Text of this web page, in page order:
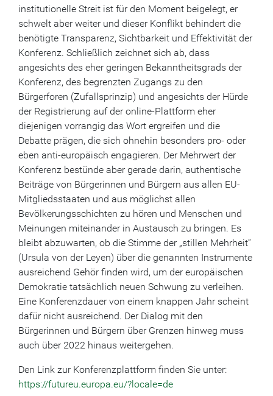
institutionelle Streit ist für den Moment beigelegt, er
schwelt aber weiter und dieser Konflikt behindert die
benötigte Transparenz, Sichtbarkeit und Effektivität der
Konferenz. Schließlich zeichnet sich ab, dass
angesichts des eher geringen Bekanntheitsgrads der
Konferenz, des begrenzten Zugangs zu den
Bürgerforen (Zufallsprinzip) und angesichts der Hürde
der Registrierung auf der online-Plattform eher
diejenigen vorrangig das Wort ergreifen und die
Debatte prägen, die sich ohnehin besonders pro- oder
eben anti-europäisch engagieren. Der Mehrwert der
Konferenz bestünde aber gerade darin, authentische
Beiträge von Bürgerinnen und Bürgern aus allen EU-
Mitgliedsstaaten und aus möglichst allen
Bevölkerungsschichten zu hören und Menschen und
Meinungen miteinander in Austausch zu bringen. Es
bleibt abzuwarten, ob die Stimme der „stillen Mehrheit“
(Ursula von der Leyen) über die genannten Instrumente
ausreichend Gehör finden wird, um der europäischen
Demokratie tatsächlich neuen Schwung zu verleihen.
Eine Konferenzdauer von einem knappen Jahr scheint
dafür nicht ausreichend. Der Dialog mit den
Bürgerinnen und Bürgern über Grenzen hinweg muss
auch über 2022 hinaus weitergehen.
Den Link zur Konferenzplattform finden Sie unter:
https://futureu.europa.eu/?locale=de